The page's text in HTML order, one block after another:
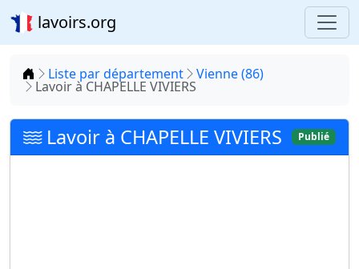
lavoirs.org
Accueil
Liste par département Vienne (86)
Lavoir à CHAPELLE VIVIERS
Lavoir à CHAPELLE VIVIERS Publié